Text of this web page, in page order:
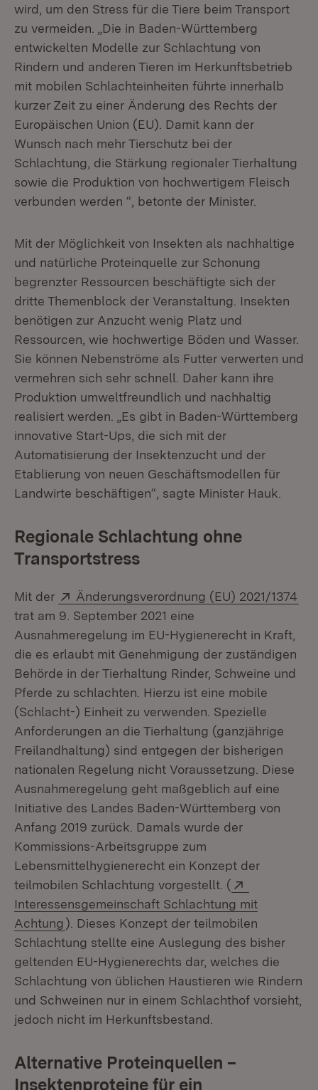
wird, um den Stress für die Tiere beim Transport
zu vermeiden. „Die in Baden-Württemberg
entwickelten Modelle zur Schlachtung von
Rindern und anderen Tieren im Herkunftsbetrieb
mit mobilen Schlachteinheiten führte innerhalb
kurzer Zeit zu einer Änderung des Rechts der
Europäischen Union (EU). Damit kann der
Wunsch nach mehr Tierschutz bei der
Schlachtung, die Stärkung regionaler Tierhaltung
sowie die Produktion von hochwertigem Fleisch
verbunden werden “, betonte der Minister.
Mit der Möglichkeit von Insekten als nachhaltige
und natürliche Proteinquelle zur Schonung
begrenzter Ressourcen beschäftigte sich der
dritte Themenblock der Veranstaltung. Insekten
benötigen zur Anzucht wenig Platz und
Ressourcen, wie hochwertige Böden und Wasser.
Sie können Nebenströme als Futter verwerten und
vermehren sich sehr schnell. Daher kann ihre
Produktion umweltfreundlich und nachhaltig
realisiert werden. „Es gibt in Baden-Württemberg
innovative Start-Ups, die sich mit der
Automatisierung der Insektenzucht und der
Etablierung von neuen Geschäftsmodellen für
Landwirte beschäftigen“, sagte Minister Hauk.
Regionale Schlachtung ohne
Transportstress
Mit der Extern:
Änderungsverordnung (EU) 2021/1374
trat am 9. September 2021 eine
Ausnahmeregelung im EU-Hygienerecht in Kraft,
die es erlaubt mit Genehmigung der zuständigen
Behörde in der Tierhaltung Rinder, Schweine und
Pferde zu schlachten. Hierzu ist eine mobile
(Schlacht-) Einheit zu verwenden. Spezielle
Anforderungen an die Tierhaltung (ganzjährige
Freilandhaltung) sind entgegen der bisherigen
nationalen Regelung nicht Voraussetzung. Diese
Ausnahmeregelung geht maßgeblich auf eine
Initiative des Landes Baden-Württemberg von
Anfang 2019 zurück. Damals wurde der
Kommissions-Arbeitsgruppe zum
Lebensmittelhygienerecht ein Konzept der
teilmobilen Schlachtung vorgestellt. (
Interessensgemeinschaft Schlachtung mit
Achtung(Öffnet in neuem Fenster)
). Dieses Konzept der teilmobilen
Schlachtung stellte eine Auslegung des bisher
geltenden EU-Hygienerechts dar, welches die
Schlachtung von üblichen Haustieren wie Rindern
und Schweinen nur in einem Schlachthof vorsieht,
jedoch nicht im Herkunftsbestand.
Alternative Proteinquellen –
Insektenproteine für ein